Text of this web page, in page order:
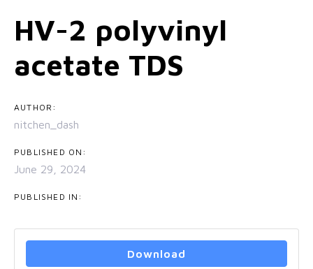
HV-2 polyvinyl
acetate TDS
AUTHOR:
nitchen_dash
PUBLISHED ON:
June 29, 2024
PUBLISHED IN:
Download
navigation